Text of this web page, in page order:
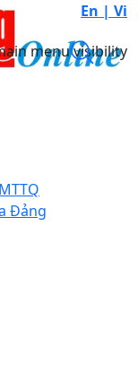
En | Vi
menu visibility
Đảng